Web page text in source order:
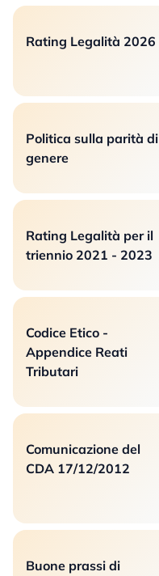
Rating Legalità 2026
Politica sulla parità di
genere
Rating Legalità per il
triennio 2021 - 2023
Codice Etico -
Appendice Reati
Tributari
Comunicazione del
CDA 17/12/2012
Buone prassi di